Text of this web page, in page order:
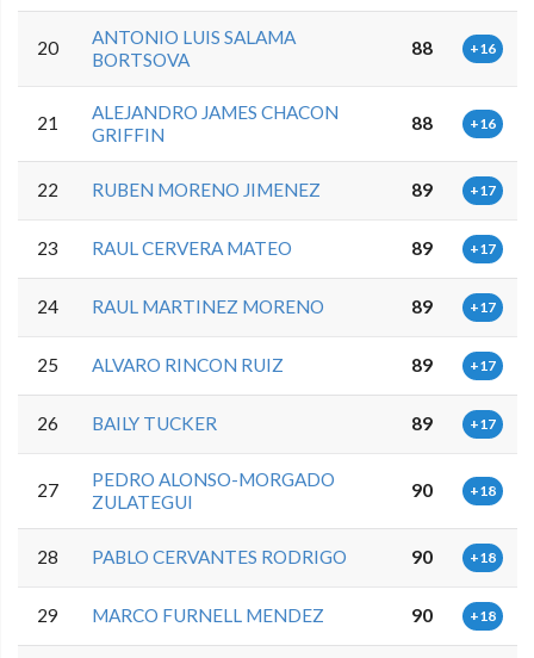
20
ANTONIO LUIS SALAMA
BORTSOVA
88 +16
21
ALEJANDRO JAMES CHACON
GRIFFIN
88 +16
22 RUBEN MORENO JIMENEZ 89 +17
23 RAUL CERVERA MATEO 89 +17
24 RAUL MARTINEZ MORENO 89 +17
25 ALVARO RINCON RUIZ 89 +17
26 BAILY TUCKER 89 +17
27
PEDRO ALONSO-MORGADO
ZULATEGUI
90 +18
28 PABLO CERVANTES RODRIGO 90 +18
29 MARCO FURNELL MENDEZ 90 +18